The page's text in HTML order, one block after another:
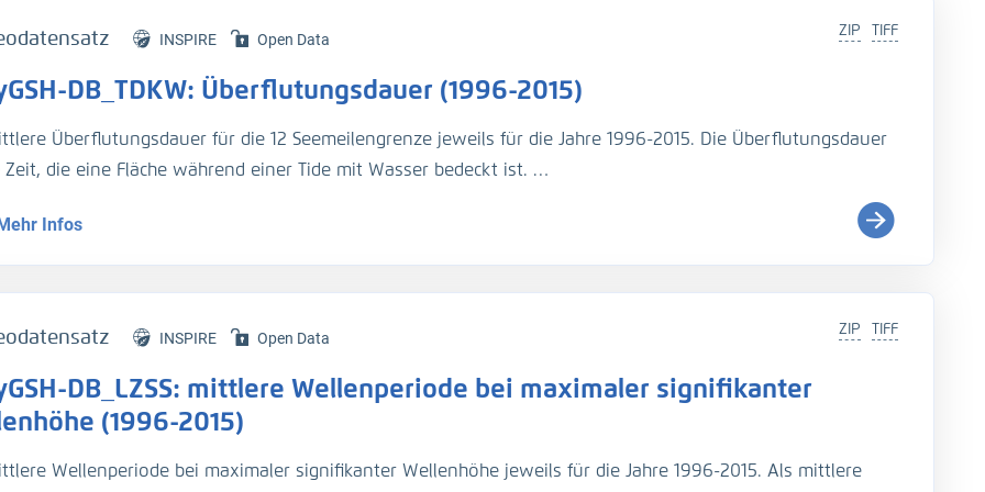
TIFF
ZIP
INSPIRE Open Data
DB_TDKW: Überflutungsdauer (1996-2015)
Überflutungsdauer für die 12 Seemeilengrenze jeweils für die Jahre 1996-2015. Die Überflutungsdauer
Zeit, die eine Fläche während einer Tide mit Wasser bedeckt ist.
Beschreibung der Analysemodi befindet sich im BAWiki (
http://wiki.baw.de/de/index.php/Tidekennwer
).
R., et.al., (2019), Validierungsdokument - EasyGSH-DB - Teil: UnTRIM-SediMorph-Unk, doi:
J., et.al., (2020), Flächenhafte Analysen numerischer Simulationen aus EasyGSH-DB, doi:
R., Plüß, A., Ihde, R., Freund, J., Dreier, N., Nehlsen, E., Schrage, N., Fröhle, P., Kösters, F. (2021): An
Infos
TIFF
ZIP
INSPIRE Open Data
DB_LZSS: mittlere Wellenperiode bei maximaler signifikanter
(1996-2015)
Wellenperiode bei maximaler signifikanter Wellenhöhe jeweils für die Jahre 1996-2015. Als mittlere